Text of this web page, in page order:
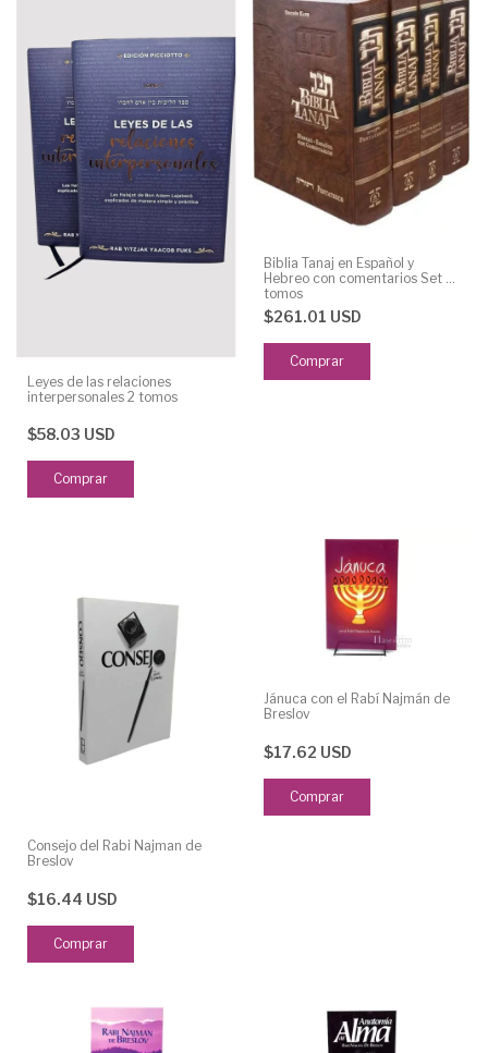
Leyes de las relaciones
interpersonales 2 tomos
$58.03 USD
Biblia Tanaj en Español y
Hebreo con comentarios Set 4
tomos
$261.01 USD
Consejo del Rabi Najman de
Breslov
$16.44 USD
Jánuca con el Rabí Najmán de
Breslov
$17.62 USD